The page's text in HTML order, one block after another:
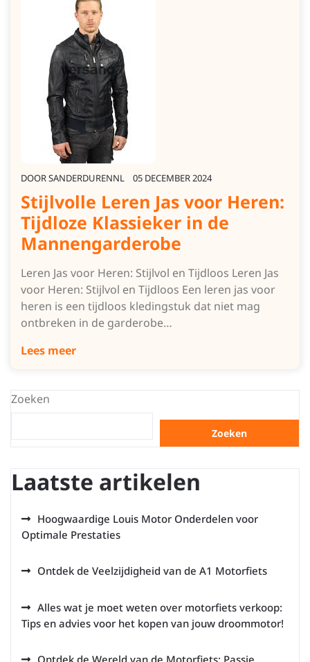
DOORSANDERDURENNL 05 DECEMBER 2024
Stijlvolle Leren Jas voor Heren:
Tijdloze Klassieker in de
Mannengarderobe
Leren Jas voor Heren: Stijlvol en Tijdloos Leren Jas
voor Heren: Stijlvol en Tijdloos Een leren jas voor
heren is een tijdloos kledingstuk dat niet mag
ontbreken in de garderobe…
Lees meer
Zoeken
Zoeken
Laatste artikelen
Hoogwaardige Louis Motor Onderdelen voor
Optimale Prestaties
Ontdek de Veelzijdigheid van de A1 Motorfiets
Alles wat je moet weten over motorfiets verkoop:
Tips en advies voor het kopen van jouw droommotor!
Ontdek de Wereld van de Motorfiets: Passie,